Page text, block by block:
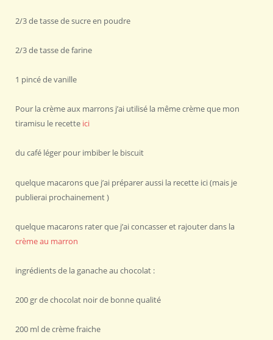
2/3 de tasse de sucre en poudre
2/3 de tasse de farine
1 pincé de vanille
Pour la crème aux marrons j’ai utilisé la même crème que mon
tiramisu le recette ici
du café léger pour imbiber le biscuit
quelque macarons que j’ai préparer aussi la recette ici (mais je
publierai prochainement )
quelque macarons rater que j’ai concasser et rajouter dans la
crème au marron
ingrédients de la ganache au chocolat :
200 gr de chocolat noir de bonne qualité
200 ml de crème fraiche